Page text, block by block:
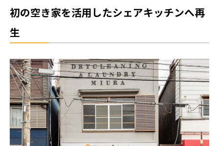
初の空き家を活用したシェアキッチンへ再
生